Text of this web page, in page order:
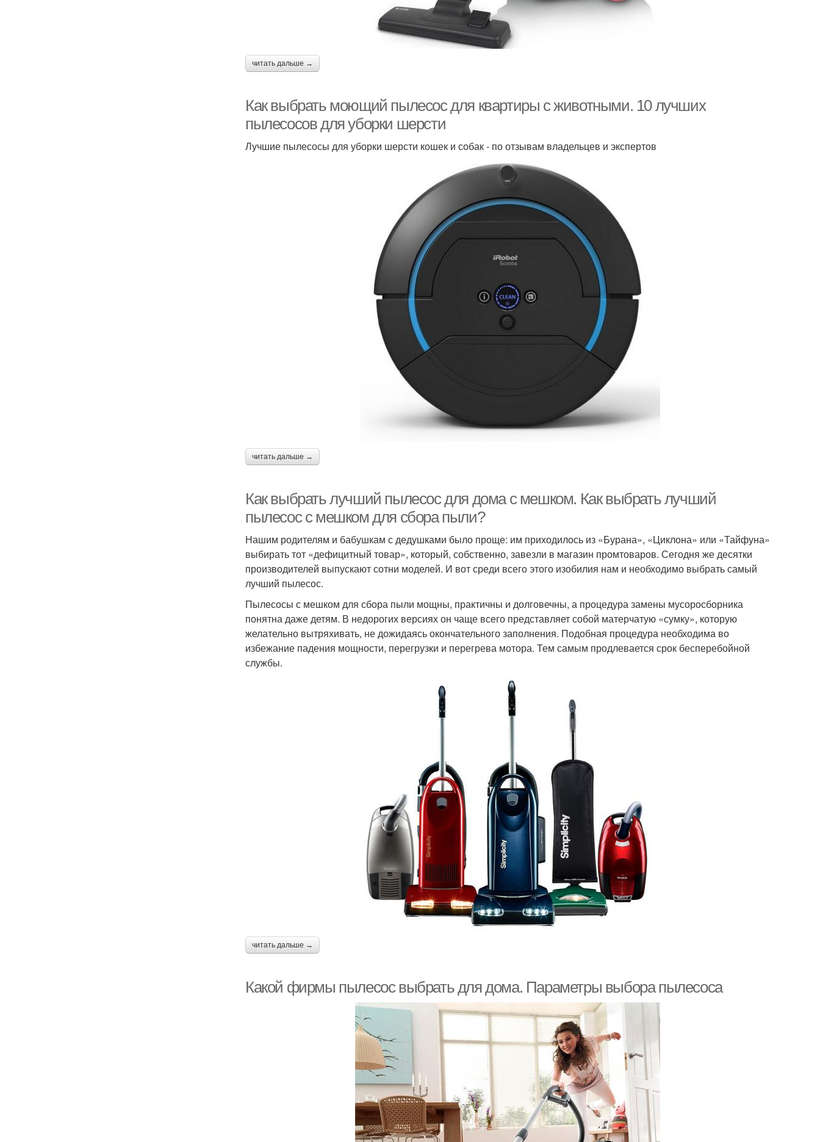
читать дальше →
Как выбрать моющий пылесос для квартиры с животными. 10 лучших
пылесосов для уборки шерсти
Лучшие пылесосы для уборки шерсти кошек и собак - по отзывам владельцев и экспертов
читать дальше →
Как выбрать лучший пылесос для дома с мешком. Как выбрать лучший
пылесос с мешком для сбора пыли?
Нашим родителям и бабушкам с дедушками было проще: им приходилось из «Бурана», «Циклона» или «Тайфуна»
выбирать тот «дефицитный товар», который, собственно, завезли в магазин промтоваров. Сегодня же десятки
производителей выпускают сотни моделей. И вот среди всего этого изобилия нам и необходимо выбрать самый
лучший пылесос.
Пылесосы с мешком для сбора пыли мощны, практичны и долговечны, а процедура замены мусоросборника
понятна даже детям. В недорогих версиях он чаще всего представляет собой матерчатую «сумку», которую
желательно вытряхивать, не дожидаясь окончательного заполнения. Подобная процедура необходима во
избежание падения мощности, перегрузки и перегрева мотора. Тем самым продлевается срок бесперебойной
службы.
читать дальше →
Какой фирмы пылесос выбрать для дома. Параметры выбора пылесоса